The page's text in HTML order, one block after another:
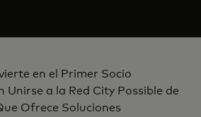
en el Primer Socio
Unirse a la Red City Possible de
Ofrece Soluciones